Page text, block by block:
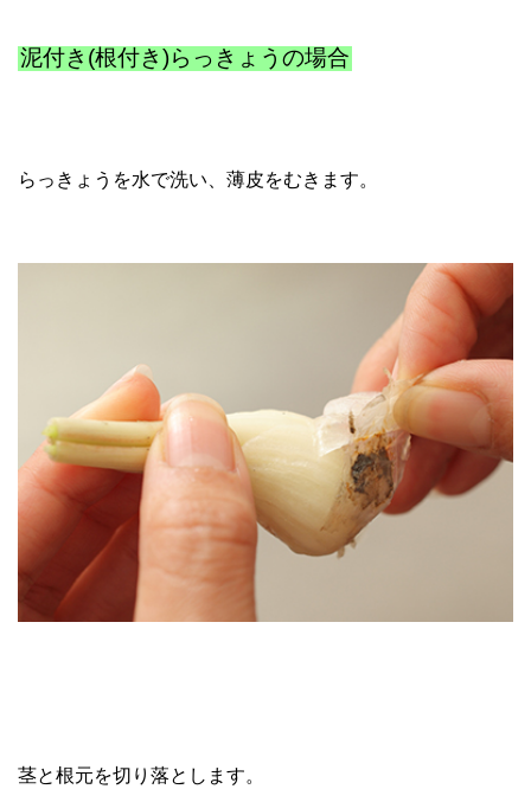
泥付き(根付き)らっきょうの場合
らっきょうを水で洗い、薄皮をむきます。
茎と根元を切り落とします。